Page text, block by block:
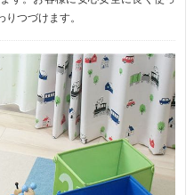
つづけます。